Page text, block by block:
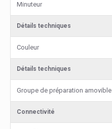
Minuteur
Détails techniques
Couleur
Détails techniques
Groupe de préparation amovible
Connectivité